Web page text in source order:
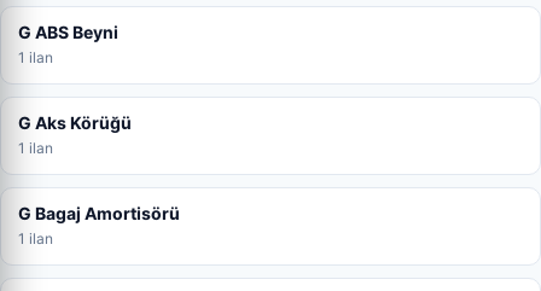
G ABS Beyni
1 ilan
G Aks Körüğü
1 ilan
G Bagaj Amortisörü
1 ilan